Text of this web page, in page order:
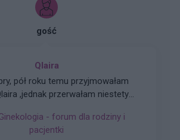
gość
Qlaira
niestety
przyjmować tabletki mimo iż
po okresie ,dziś wezmę 5
- forum dla rodziny i
pacjentki